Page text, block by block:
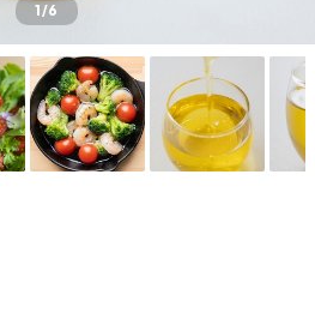
1/6